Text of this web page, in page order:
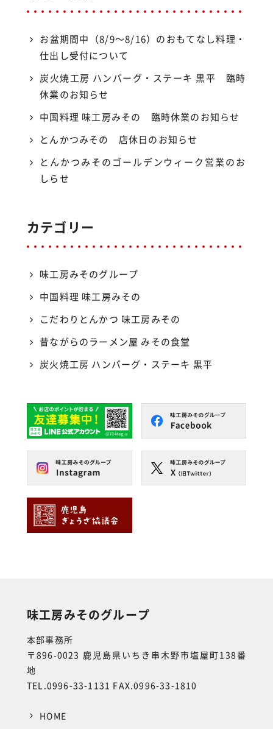
お盆期間中（8/9〜8/16）のおもてなし料理・
仕出し受付について
炭火焼工房 ハンバーグ・ステーキ 黒平 臨時
休業のお知らせ
中国料理 味工房みその 臨時休業のお知らせ
とんかつみその 店休日のお知らせ
とんかつみそのゴールデンウィーク営業のお
しらせ
カテゴリー
味工房みそのグループ
中国料理 味工房みその
こだわりとんかつ 味工房みその
昔ながらのラーメン屋 みその食堂
炭火焼工房 ハンバーグ・ステーキ 黒平
味工房みそのグループ
本部事務所
〒896-0023 鹿児島県いちき串木野市塩屋町138番
地
TEL.0996-33-1131 FAX.0996-33-1810
HOME